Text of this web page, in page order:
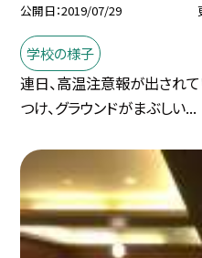
公開日 2019/07/29
学校の様子
連日、高温注意報が出され
つけ、グラウンドがまぶしい...